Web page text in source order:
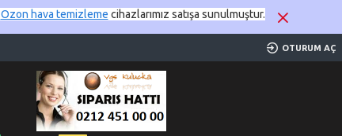
Ozon hava temizleme cihazlarımız satışa sunulmuştur.
OTURUM AÇ